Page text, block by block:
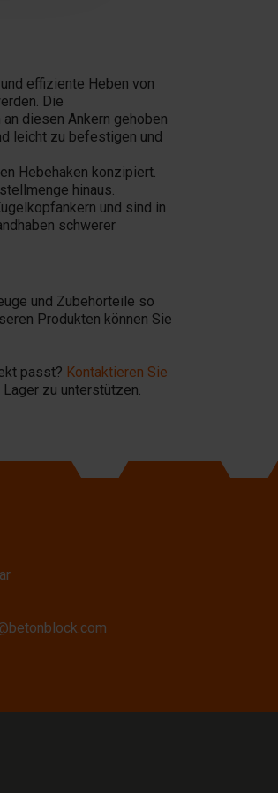
effiziente Heben von
Die
diesen Ankern gehoben
leicht zu befestigen und
Hebehaken konzipiert.
hinaus.
und sind in
schwerer
und Zubehörteile so
Produkten können Sie
passt? Kontaktieren Sie
zu unterstützen.